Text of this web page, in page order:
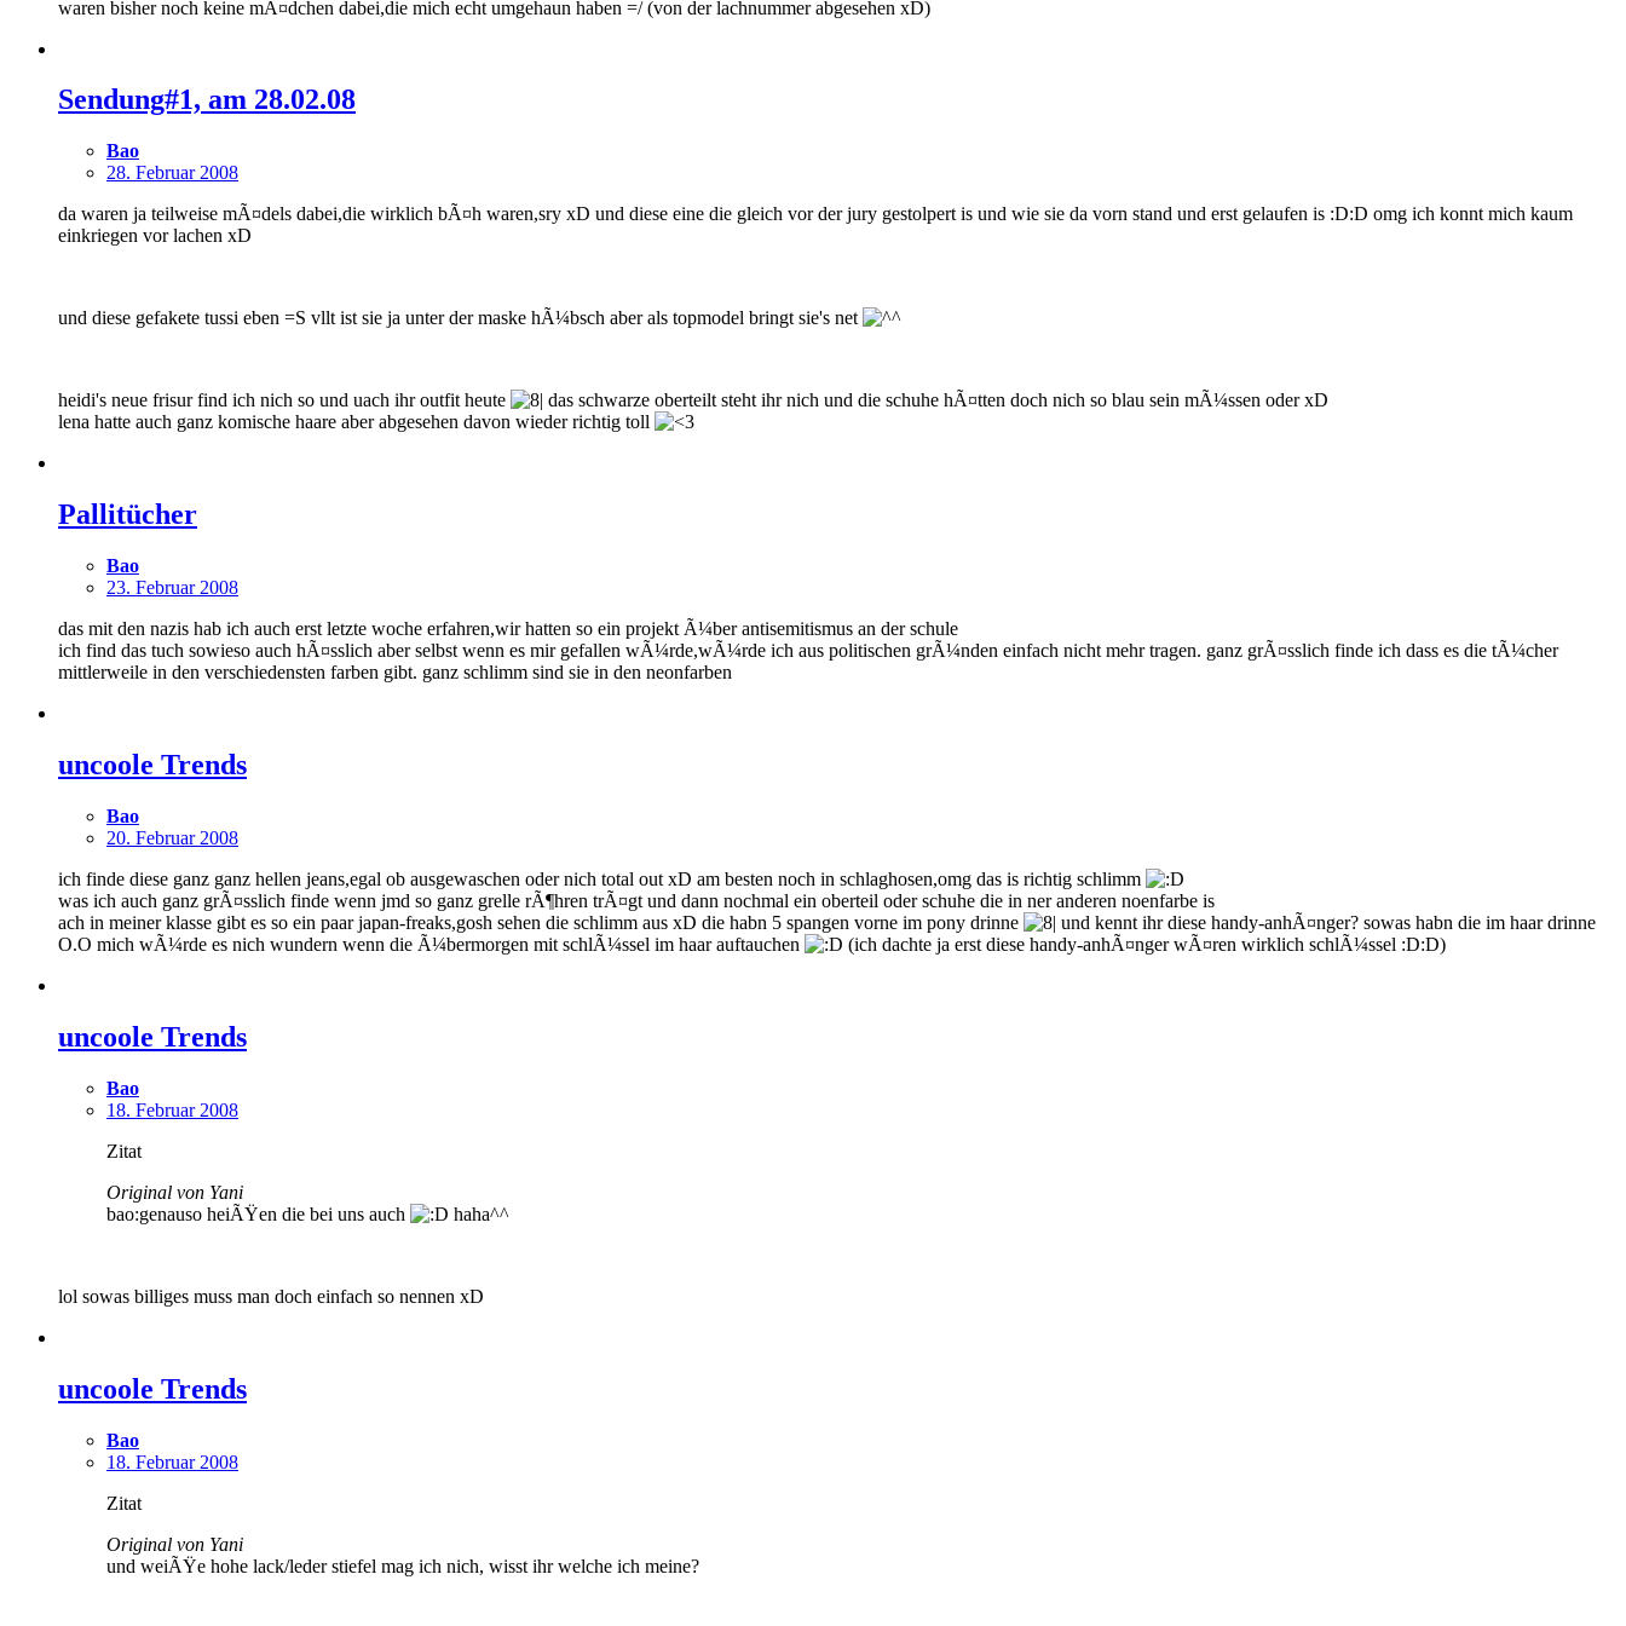
waren bisher noch keine mÃ¤dchen dabei,die mich echt umgehaun haben =/ (von der lachnummer abgesehen xD)
Sendung#1, am 28.02.08
Bao
28. Februar 2008
da waren ja teilweise mÃ¤dels dabei,die wirklich bÃ¤h waren,sry xD und diese eine die gleich vor der jury gestolpert is und wie sie da vorn stand und erst gelaufen is :D:D omg ich konnt mich kaum
einkriegen vor lachen xD
und diese gefakete tussi eben =S vllt ist sie ja unter der maske hÃ¼bsch aber als topmodel bringt sie's net
heidi's neue frisur find ich nich so und uach ihr outfit heute
das schwarze oberteilt steht ihr nich und die schuhe hÃ¤tten doch nich so blau sein mÃ¼ssen oder xD
lena hatte auch ganz komische haare aber abgesehen davon wieder richtig toll
Pallitücher
Bao
23. Februar 2008
das mit den nazis hab ich auch erst letzte woche erfahren,wir hatten so ein projekt Ã¼ber antisemitismus an der schule
ich find das tuch sowieso auch hÃ¤sslich aber selbst wenn es mir gefallen wÃ¼rde,wÃ¼rde ich aus politischen grÃ¼nden einfach nicht mehr tragen. ganz grÃ¤sslich finde ich dass es die tÃ¼cher
mittlerweile in den verschiedensten farben gibt. ganz schlimm sind sie in den neonfarben
uncoole Trends
Bao
20. Februar 2008
ich finde diese ganz ganz hellen jeans,egal ob ausgewaschen oder nich total out xD am besten noch in schlaghosen,omg das is richtig schlimm
was ich auch ganz grÃ¤sslich finde wenn jmd so ganz grelle rÃ¶hren trÃ¤gt und dann nochmal ein oberteil oder schuhe die in ner anderen noenfarbe is
ach in meiner klasse gibt es so ein paar japan-freaks,gosh sehen die schlimm aus xD die habn 5 spangen vorne im pony drinne
und kennt ihr diese handy-anhÃ¤nger? sowas habn die im haar drinne
O.O mich wÃ¼rde es nich wundern wenn die Ã¼bermorgen mit schlÃ¼ssel im haar auftauchen
(ich dachte ja erst diese handy-anhÃ¤nger wÃ¤ren wirklich schlÃ¼ssel :D:D)
uncoole Trends
Bao
18. Februar 2008
Zitat
Original von Yani
bao:genauso heiÃŸen die bei uns auch
haha^^
lol sowas billiges muss man doch einfach so nennen xD
uncoole Trends
Bao
18. Februar 2008
Zitat
Original von Yani
und weiÃŸe hohe lack/leder stiefel mag ich nich, wisst ihr welche ich meine?